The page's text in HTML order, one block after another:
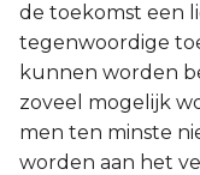
de toekomst een
tegenwoordige
kunnen worden
zoveel mogelijk
men ten minste
worden aan het